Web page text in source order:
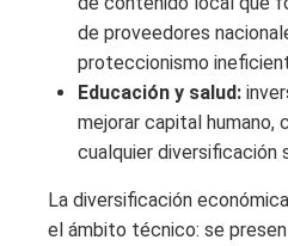
de proveedores
proteccionismo
Educación y salud:
mejorar capital humano,
cualquier diversificación
La diversificación
el ámbito técnico: se